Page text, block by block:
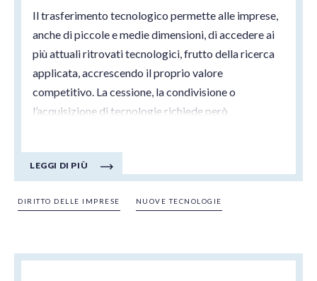
Il trasferimento tecnologico permette alle imprese,
anche di piccole e medie dimensioni, di accedere ai
più attuali ritrovati tecnologici, frutto della ricerca
applicata, accrescendo il proprio valore
competitivo. La cessione, la condivisione o
l’acquisizione di tecnologie richiede però
tutele legali. Il presente contributo ha lo scopo di
fornire un primo quadro generale delle
di separati e più dettagliati approfondimenti.
LEGGI DI PIÙ
DIRITTO DELLE IMPRESE NUOVE TECNOLOGIE